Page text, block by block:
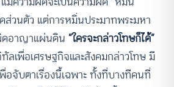
ส่วนตัว แต่การหมิ่นประมาทพระมหา
ดอาญาแผ่นดิน “ใครจะกล่าวโทษก็ได้”
ทัลเพื่อเศรษฐกิจและสังคมกล่าวโทษ มี
อจับตาเรื่องนี้เฉพาะ ทั้งที่บางทีคนที่